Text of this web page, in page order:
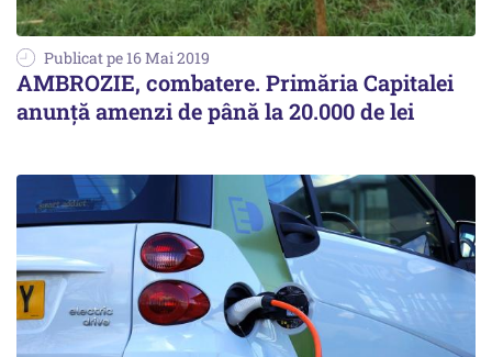
Publicat pe 16 Mai 2019
AMBROZIE, combatere. Primăria Capitalei
anunță amenzi de până la 20.000 de lei